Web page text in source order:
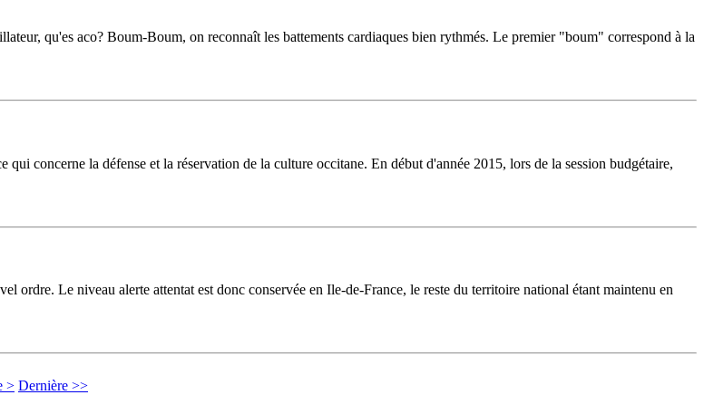
qu'es aco? Boum-Boum, on reconnaît les battements cardiaques bien rythmés. Le premier "boum" correspond à la
concerne la défense et la réservation de la culture occitane. En début d'année 2015, lors de la session budgétaire,
ordre. Le niveau alerte attentat est donc conservée en Ile-de-France, le reste du territoire national étant maintenu en
> Dernière >>